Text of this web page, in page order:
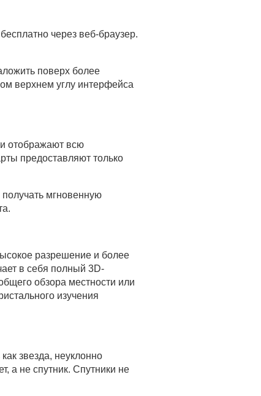
через веб-браузер.
поверх более
верхнем углу интерфейса
отображают всю
предоставляют только
мгновенную
разрешение и более
в себя полный 3D-
обзора местности или
изучения
звезда, неуклонно
а не спутник. Спутники не